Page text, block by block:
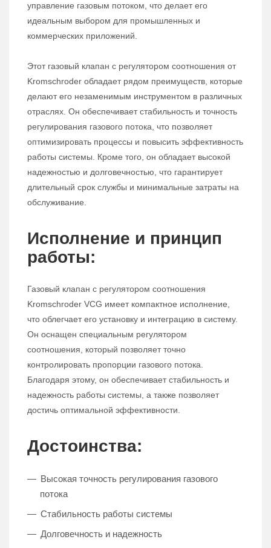
управление газовым потоком, что делает его
идеальным выбором для промышленных и
коммерческих приложений.
Этот газовый клапан с регулятором соотношения от
Kromschroder обладает рядом преимуществ, которые
делают его незаменимым инструментом в различных
отраслях. Он обеспечивает стабильность и точность
регулирования газового потока, что позволяет
оптимизировать процессы и повысить эффективность
работы системы. Кроме того, он обладает высокой
надежностью и долговечностью, что гарантирует
длительный срок службы и минимальные затраты на
обслуживание.
Исполнение и принцип
работы:
Газовый клапан с регулятором соотношения
Kromschroder VCG имеет компактное исполнение,
что облегчает его установку и интеграцию в систему.
Он оснащен специальным регулятором
соотношения, который позволяет точно
контролировать пропорции газового потока.
Благодаря этому, он обеспечивает стабильность и
надежность работы системы, а также позволяет
достичь оптимальной эффективности.
Достоинства:
Высокая точность регулирования газового
потока
Стабильность работы системы
Долговечность и надежность